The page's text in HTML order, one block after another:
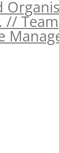
// Team